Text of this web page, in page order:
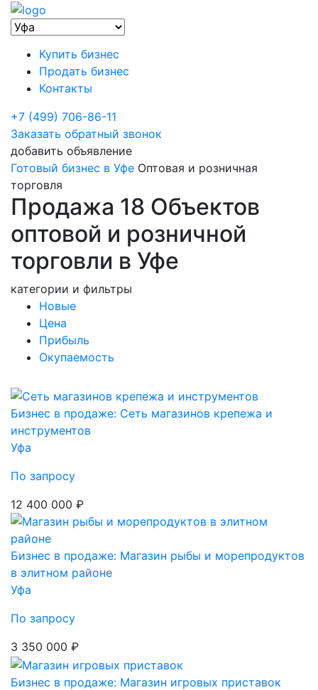
Купить бизнес
Продать бизнес
Контакты
+7 (499) 706-86-11
Заказать обратный звонок
добавить объявление
Готовый бизнес в Уфе Оптовая и розничная
торговля
Продажа 18 Объектов
оптовой и розничной
торговли в Уфе
категории и фильтры
Новые
Цена
Прибыль
Окупаемость
Бизнес в продаже: Сеть магазинов крепежа и
инструментов
Уфа
По запросу
12 400 000 ₽
Бизнес в продаже: Магазин рыбы и морепродуктов
в элитном районе
Уфа
По запросу
3 350 000 ₽
Бизнес в продаже: Магазин игровых приставок